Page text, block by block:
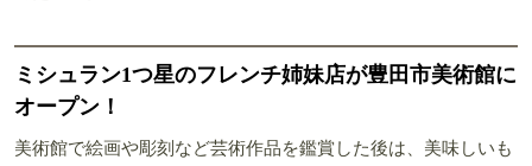
ミシュラン1つ星のフレンチ姉妹店が豊田市美術館に
オープン！
美術館で絵画や彫刻など芸術作品を鑑賞した後は、美味しいも